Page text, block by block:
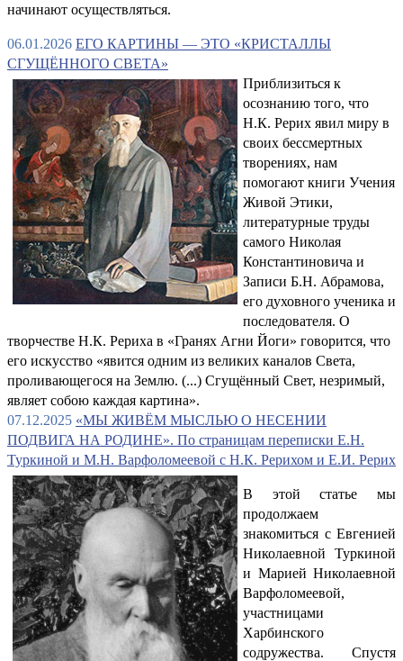
начинают осуществляться.
06.01.2026 ЕГО КАРТИНЫ — ЭТО «КРИСТАЛЛЫ
СГУЩЁННОГО СВЕТА»
Приблизиться к
осознанию того, что
Н.К. Рерих явил миру в
своих бессмертных
творениях, нам
помогают книги Учения
Живой Этики,
литературные труды
самого Николая
Константиновича и
Записи Б.Н. Абрамова,
его духовного ученика и
последователя. О
творчестве Н.К. Рериха в «Гранях Агни Йоги» говорится, что
его искусство «явится одним из великих каналов Света,
проливающегося на Землю. (...) Сгущённый Свет, незримый,
являет собою каждая картина».
07.12.2025 «МЫ ЖИВЁМ МЫСЛЬЮ О НЕСЕНИИ
ПОДВИГА НА РОДИНЕ». По страницам переписки Е.Н.
Туркиной и М.Н. Варфоломеевой с Н.К. Рерихом и Е.И. Рерих
В этой статье мы
продолжаем
знакомиться с Евгенией
Николаевной Туркиной
и Марией Николаевной
Варфоломеевой,
участницами
Харбинского
содружества. Спустя